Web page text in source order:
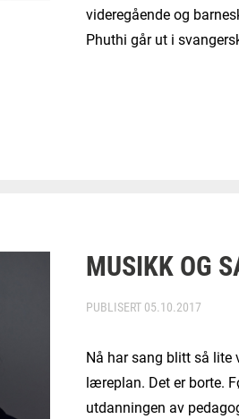
videregående og
Phuthi går ut i
MUSIKK OG
PUBLISERT 05.10.2017
Nå har sang blitt så lite
læreplan. Det er borte.
utdanningen av